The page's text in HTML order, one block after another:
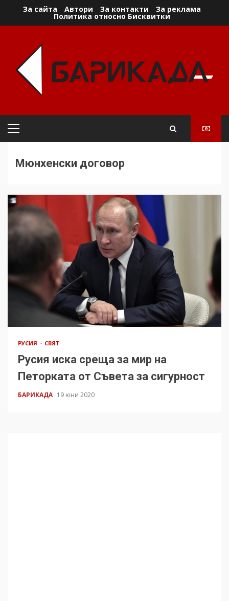
За сайта Автори За контакти За реклама
Политика относно Бисквитки
Primary
Мюнхенски договор
РУСИЯ СВЯТ
Русия иска среща за мир на
Петорката от Съвета за сигурност
БАРИКАДА 19 юни 2020